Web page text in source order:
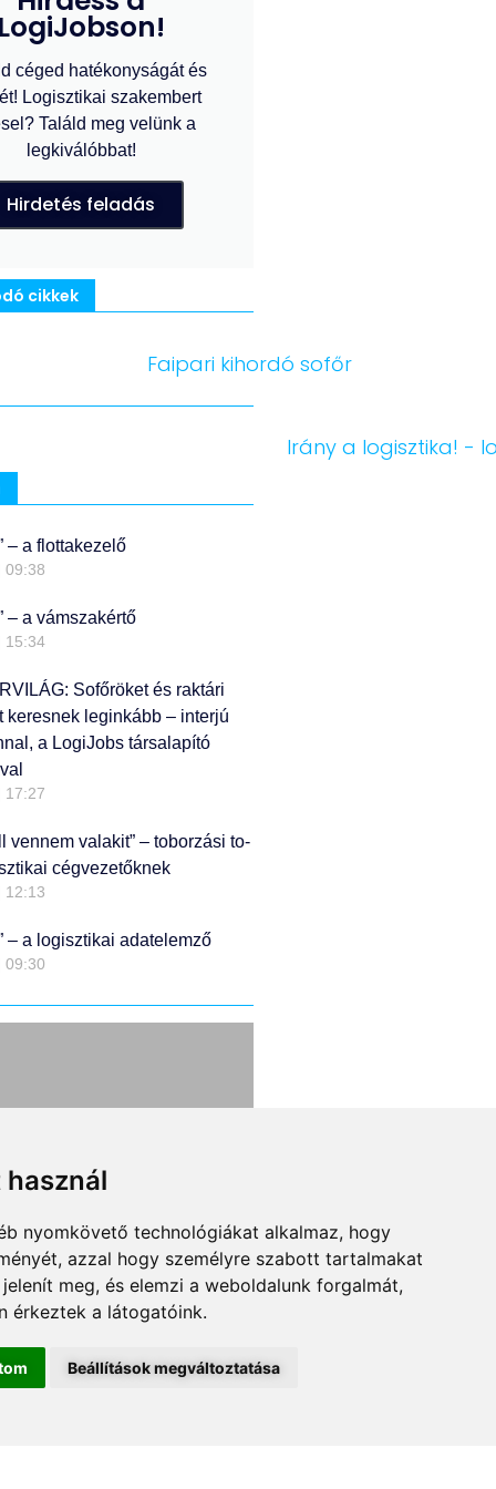
nyomkövető technológiákat alkalmaz, hogy
azzal hogy személyre szabott tartalmakat
meg, és elemzi a weboldalunk forgalmát,
érkeztek a látogatóink.
Beállítások megváltoztatása
LogiJobson!
céged hatékonyságát és
Logisztikai szakembert
Találd meg velünk a
legkiválóbbat!
Hirdetés feladás
cikkek
– a flottakezelő
09:38
– a vámszakértő
15:34
Sofőröket és raktári
keresnek leginkább – interjú
a LogiJobs társalapító
17:27
vennem valakit” – toborzási to-
cégvezetőknek
12:13
– a logisztikai adatelemző
09:30
zászlajára
cégekből ma
lehet rekeszteni.
sokan viszont
eltűnnek a piacról. A
Ha valakinek van egy
vagy motorja, már jó
egész könnyen